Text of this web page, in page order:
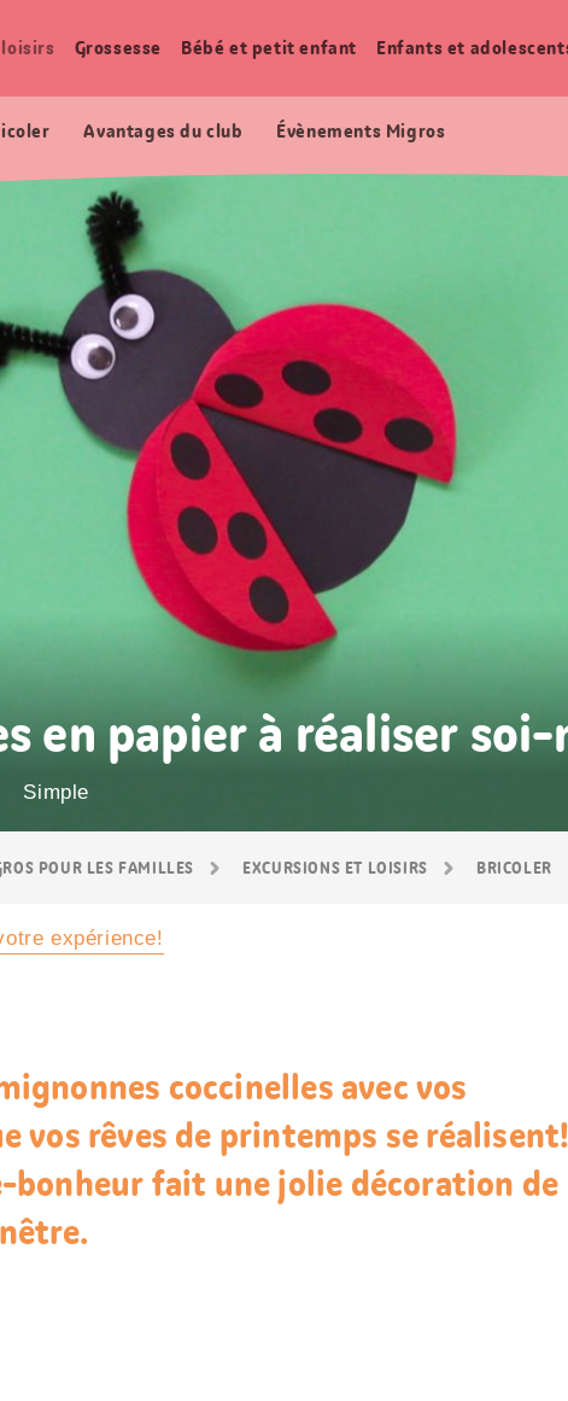
loisirs Grossesse Bébé et petit enfant Enfants et
Avantages du club Évènements Migros
POUR LES FAMILLES EXCURSIONS ET LOISIRS BRICOLER
expérience!
en papier à réaliser
Simple
coccinelles avec vos
vos rêves de printemps se réalisent!
bonheur fait une jolie décoration de